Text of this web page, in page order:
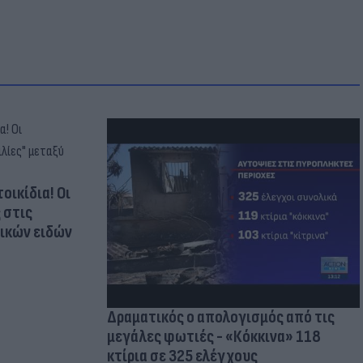
Οι
ειδών
Δραματικός ο απολογισμός από τις
μεγάλες φωτιές - «Κόκκινα» 118
κτίρια σε 325 ελέγχους